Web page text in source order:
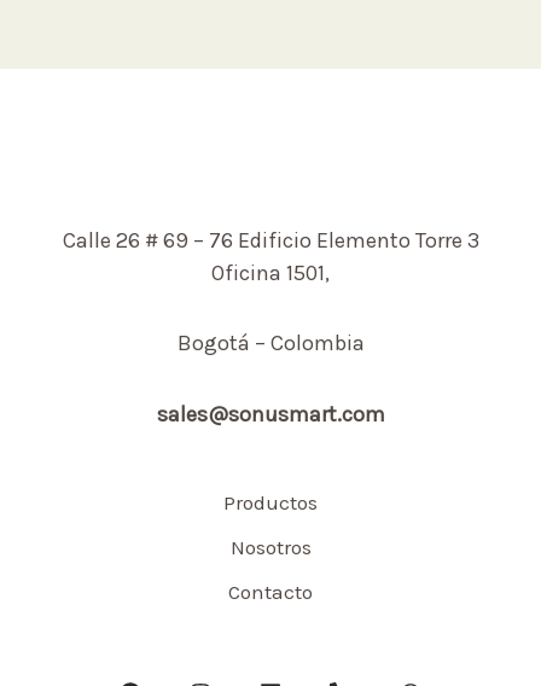
Calle 26 # 69 – 76 Edificio Elemento Torre 3
Oficina 1501,
Bogotá – Colombia
sales@sonusmart.com
Productos
Nosotros
Contacto